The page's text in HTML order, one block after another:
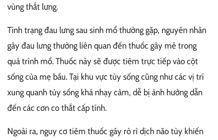
vùng thắt lưng.
Tình trạng đau lưng sau sinh mổ thường gặp, nguyên nhân
gây đau lưng thường liên quan đến thuốc gây mê trong
quá trình mổ. Thuốc này sẽ được tiêm trực tiếp vào cột
sống của mẹ bầu. Tại khu vực tủy sống cũng như các vị trí
xung quanh tủy sống khá nhạy cảm, dễ bị ảnh hưởng dẫn
đến các cơn co thắt cấp tính.
Ngoài ra, nguy cơ tiêm thuốc gây rò rỉ dịch não tủy khiến